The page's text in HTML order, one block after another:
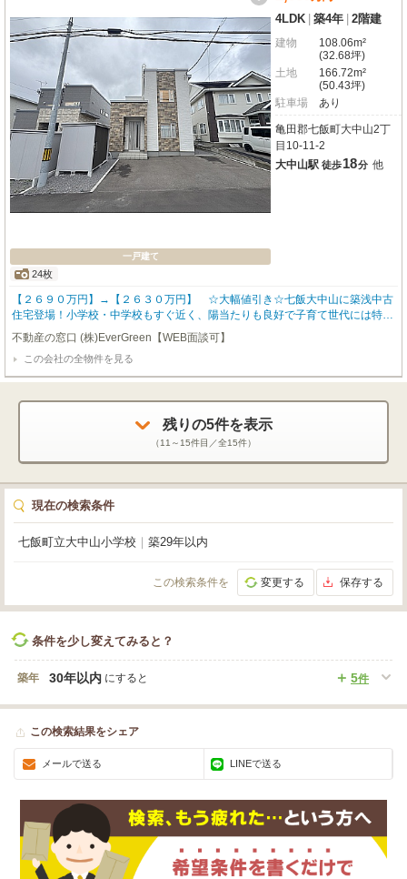
現在空き家につき、内覧も可能です。ぜひ一度、現地でこの住まいの魅力を体
感してください。お問い合わせお待ちしております。 一見の価値あり！ 経験
豊富なスタッフが対応致します(^^♪ご連絡お待ちしております😊 お問い合わせ
はＴＥＬ０１３８-８３-７２８０㈱Ｍｉｒａｉｅホームまでご連絡下さい🎵
一戸建て
24枚
4LDK 築4年 2階建
建物
108.06m²
(32.68坪)
土地
166.72m²
(50.43坪)
駐車場
あり
亀田郡七飯町大中山2丁
目10-11-2
大中山駅 徒歩18分 他
【２６９０万円】→【２６３０万円】 ☆大幅値引き☆七飯大中山に築浅中古
住宅登場！小学校・中学校もすぐ近く、陽当たりも良好で子育て世代には特に
おすすめ物件です！更にシューズクローク、全居室に収納が完備され、収納力
たっぷりの住宅となっております！コンビニ、スーパーも近く、日々のお買い
物も安心して行くことが出来ます。内覧ご希望のお客様ぜひ、お気軽にご連絡
下さい！ 『不動産の窓口』 EverGreen へお気軽にご相談下さい♪
不動産の窓口 (株)EverGreen【WEB面談可】
この会社の全物件を見る
残りの5件を表示
（11～15件目／全15件）
現在の検索条件
七飯町立大中山小学校 築29年以内
この検索条件を 変更する 保存する
条件を少し変えてみると？
築年 5件
30年以内 にすると
この検索結果をシェア
メールで送る LINEで送る